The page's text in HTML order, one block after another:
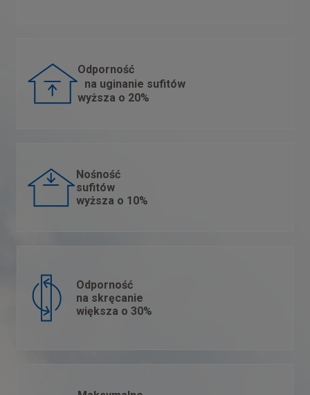
Odporność
na uginanie sufitów
wyższa o 20%
Nośność
sufitów
wyższa o 10%
Odporność
na skręcanie
większa o 30%